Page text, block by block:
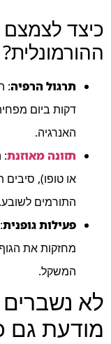
כיצד
ההורמונלית?
תרגול הרפיה
דקות ביום
האנרגיה.
תזונה מאוזנת:
או טופו), סיבים
התורמים לשובע.
פעילות גופנית
מחזקות את
המשקל.
לא
מודעת גם